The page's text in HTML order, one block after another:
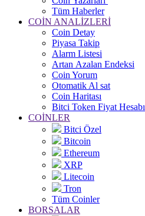
Tüm Haberler
COİN ANALİZLERİ
Coin Detay
Piyasa Takip
Alarm Listesi
Artan Azalan Endeksi
Coin Yorum
Otomatik Al sat
Coin Haritası
Bitci Token Fiyat Hesabı
COİNLER
Bitci Özel
Bitcoin
Ethereum
XRP
Litecoin
Tron
Tüm Coinler
BORSALAR